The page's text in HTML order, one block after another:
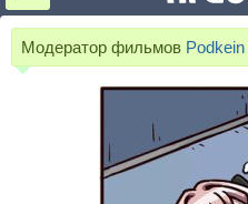
Модератор фильмов Podkein